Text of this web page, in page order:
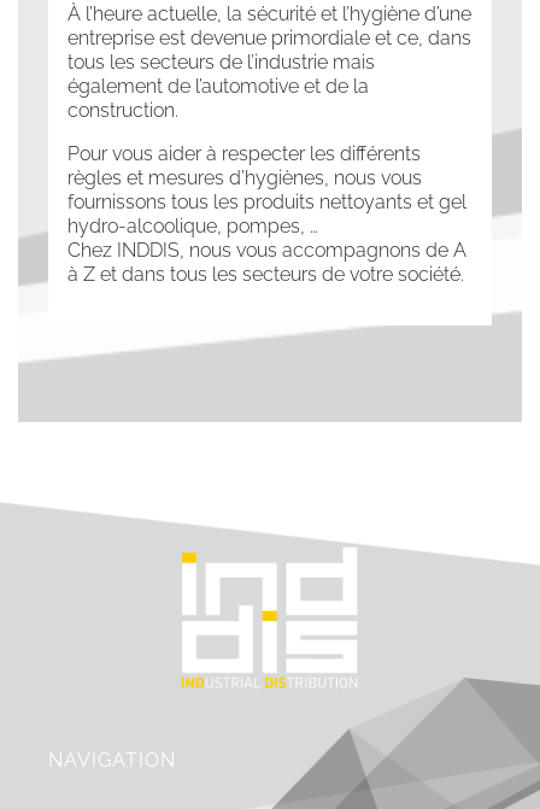
À l’heure actuelle, la sécurité et l’hygiène d’une
entreprise est devenue primordiale et ce, dans
tous les secteurs de l’industrie mais
également de l’automotive et de la
construction.
Pour vous aider à respecter les différents
règles et mesures d’hygiènes, nous vous
fournissons tous les produits nettoyants et gel
hydro-alcoolique, pompes, …
Chez INDDIS, nous vous accompagnons de A
à Z et dans tous les secteurs de votre société.
NAVIGATION